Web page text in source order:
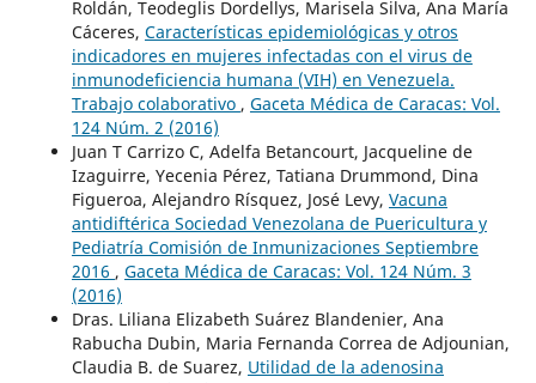
Roldán, Teodeglis Dordellys, Marisela Silva, Ana María
Cáceres, Características epidemiológicas y otros
indicadores en mujeres infectadas con el virus de
inmunodeficiencia humana (VIH) en Venezuela.
Trabajo colaborativo , Gaceta Médica de Caracas: Vol.
124 Núm. 2 (2016)
Juan T Carrizo C, Adelfa Betancourt, Jacqueline de
Izaguirre, Yecenia Pérez, Tatiana Drummond, Dina
Figueroa, Alejandro Rísquez, José Levy, Vacuna
antidiftérica Sociedad Venezolana de Puericultura y
Pediatría Comisión de Inmunizaciones Septiembre
2016 , Gaceta Médica de Caracas: Vol. 124 Núm. 3
(2016)
Dras. Liliana Elizabeth Suárez Blandenier, Ana
Rabucha Dubin, Maria Fernanda Correa de Adjounian,
Claudia B. de Suarez, Utilidad de la adenosina